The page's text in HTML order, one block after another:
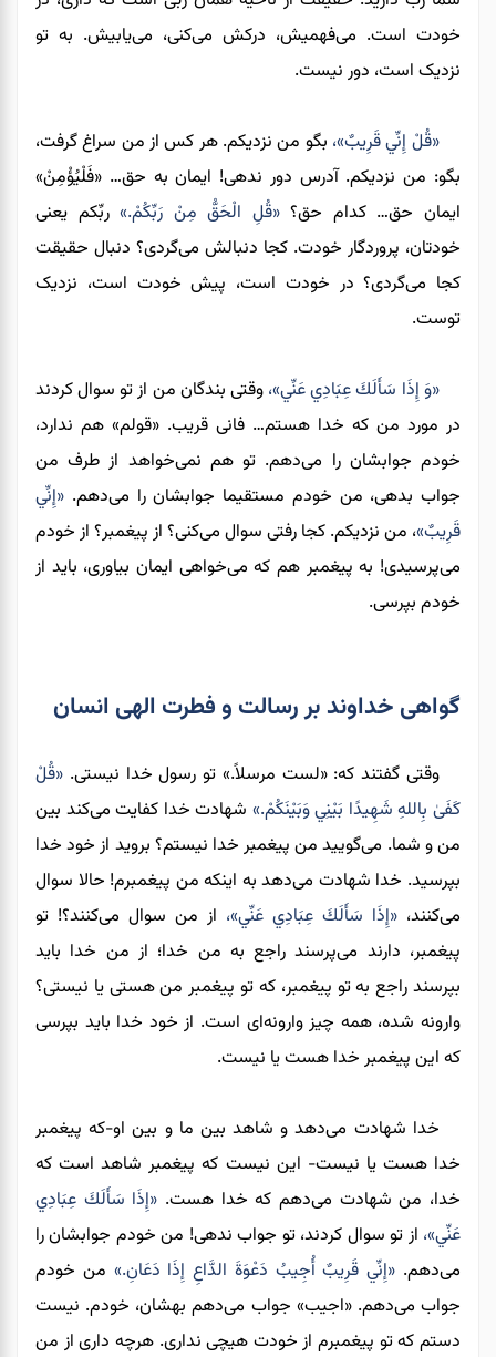
خودت است. می‌فهمیش، درکش می‌کنی، می‌یابیش. به تو
نزدیک است، دور نیست.
«قُلْ إِنِّي قَرِيبٌ»، بگو من نزدیکم. هر کس از من سراغ گرفت،
بگو: من نزدیکم. آدرس دور ندهی! ایمان به حق… «فَلْيُؤْمِنْ»
ایمان حق… کدام حق؟«قُلِ الْحَقُّ مِنْ رَبِّكُمْ.»ربِّکم یعنی
خودتان، پروردگار خودت. کجا دنبالش می‌گردی؟ دنبال حقیقت
کجا می‌گردی؟ در خودت است، پیش خودت است، نزدیک
توست.
«وَ إِذَا سَأَلَكَ عِبَادِي عَنِّي»، وقتی بندگان من از تو سوال کردند
در مورد من که خدا هستم… فانی قریب. «قولم» هم ندارد،
خودم جوابشان را می‌دهم. تو هم نمی‌خواهد از طرف من
جواب بدهی، من خودم مستقیما جوابشان را می‌دهم. «إِنِّي
قَرِيبٌ»، من نزدیکم. کجا رفتی سوال می‌کنی؟ از پیغمبر؟ از خودم
می‌پرسیدی! به پیغمبر هم که می‌خواهی ایمان بیاوری، باید از
خودم بپرسی.
گواهی خداوند بر رسالت و فطرت الهی انسان
وقتی گفتند که: «لست مرسلاً.» تو رسول خدا نیستی. «قُلْ
كَفَىٰ بِاللهِ شَهِيدًا بَيْنِي وَبَيْنَكُمْ.» شهادت خدا کفایت می‌کند بین
من و شما. می‌گویید من پیغمبر خدا نیستم؟ بروید از خود خدا
بپرسید. خدا شهادت می‌دهد به اینکه من پیغمبرم! حالا سوال
می‌کنند، «إِذَا سَأَلَكَ عِبَادِي عَنِّي»، از من سوال می‌کنند؟! تو
پیغمبر، دارند می‌پرسند راجع به من خدا؛ از من خدا باید
بپرسند راجع به تو پیغمبر، که تو پیغمبر من هستی یا نیستی؟
وارونه شده، همه چیز وارونه‌ای است. از خود خدا باید بپرسی
که این پیغمبر خدا هست یا نیست.
خدا شهادت می‌دهد و شاهد بین ما و بین او-که پیغمبر
خدا هست یا نیست- این نیست که پیغمبر شاهد است که
خدا، من شهادت می‌دهم که خدا هست. «إِذَا سَأَلَكَ عِبَادِي
عَنِّي»، از تو سوال کردند، تو جواب ندهی! من خودم جوابشان را
می‌دهم. «إِنِّي قَرِيبٌ أُجِيبُ دَعْوَةَ الدَّاعِ إِذَا دَعَانِ.» من خودم
جواب می‌دهم. «اجیب» جواب می‌دهم بهشان، خودم. نیست
دستم که تو پیغمبرم از خودت هیچی نداری. هرچه داری از من